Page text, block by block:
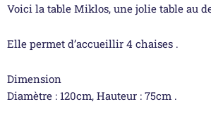
Voici la table Miklos, une jolie table au
Elle permet d’accueillir 4 chaises .
Dimension
Diamètre : 120cm, Hauteur : 75cm .